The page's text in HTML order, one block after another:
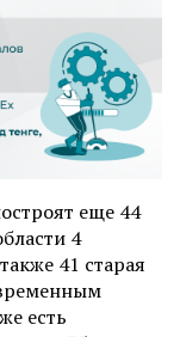
еще 44
4
41 старая
есть